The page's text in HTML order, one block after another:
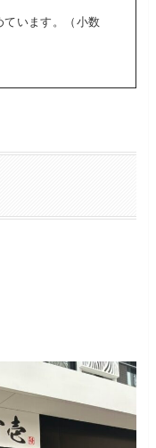
ています。（小数